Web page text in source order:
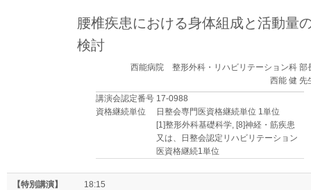
腰椎疾患における身体組成と活動量
検討
西能病院 整形外科・リハビリテーション科 部
西能 健 先
講演会認定番号 17-0988
資格継続単位
日整会専門医資格継続単位 1単位
[1]整形外科基礎科学, [8]神経・筋疾患
又は、日整会認定リハビリテーション
医資格継続1単位
【特別講演】
18:15